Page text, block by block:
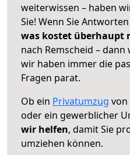
weiterwissen – haben
Sie! Wenn Sie
was kostet überhaupt
nach Remscheid – dann
wir haben immer die
Fragen parat.
Ob ein Privatumzug von
oder ein gewerblicher
wir helfen, damit Sie
umziehen können.